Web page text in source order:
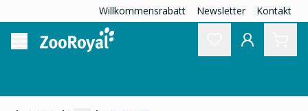
Willkommensrabatt Newsletter Kontakt